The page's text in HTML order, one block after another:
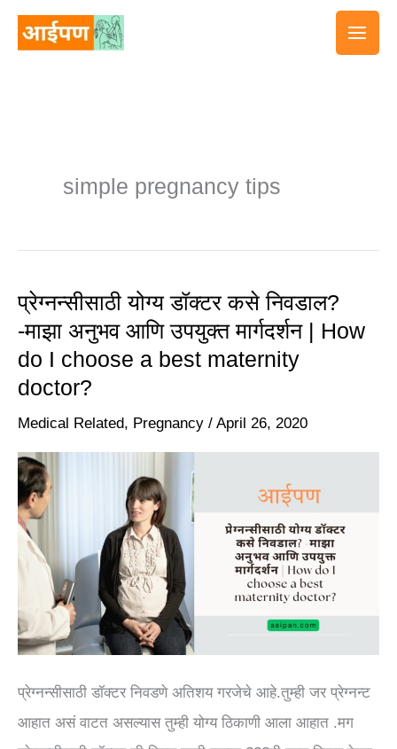
Skip
simple pregnancy tips
प्रेग्नन्सीसाठी योग्य डॉक्टर कसे निवडाल?
-माझा अनुभव आणि उपयुक्त मार्गदर्शन | How
do I choose a best maternity
doctor?
Medical Related, Pregnancy / April 26, 2020
प्रेग्नन्सीसाठी डॉक्टर निवडणे अतिशय गरजेचे आहे.तुम्ही जर प्रेग्नन्ट
आहात असं वाटत असल्यास तुम्ही योग्य ठिकाणी आला आहात .मग
प्रेग्नन्सीसाठी
योग्य
डॉक्टर
कसे
निवडाल?
-माझा
अनुभव
आणि
उपयुक्त
मार्गदर्शन
How
I
choose